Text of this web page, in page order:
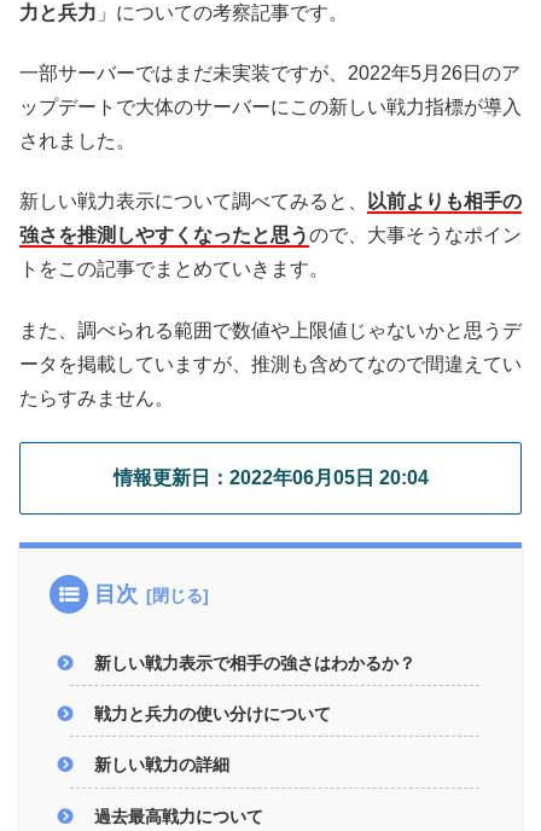
力と兵力 」についての考察記事です。
一部サーバーではまだ未実装ですが、2022年5月26日のア
ップデートで大体のサーバーにこの新しい戦力指標が導入
されました。
新しい戦力表示について調べてみると、
以前よりも相手の
強さを推測しやすくなったと思うので、大事そうなポイン
トをこの記事でまとめていきます。
また、調べられる範囲で数値や上限値じゃないかと思うデ
ータを掲載していますが、推測も含めてなので間違えてい
たらすみません。
情報更新日：2022年06月05日 20:04
目次
新しい戦力表示で相手の強さはわかるか？
戦力と兵力の使い分けについて
新しい戦力の詳細
過去最高戦力について